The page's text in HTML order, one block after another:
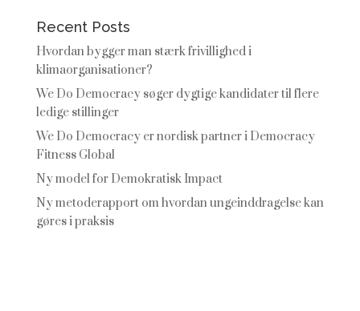
Recent Posts
Hvordan bygger man stærk frivillighed i
klimaorganisationer?
We Do Democracy søger dygtige kandidater til flere
ledige stillinger
We Do Democracy er nordisk partner i Democracy
Fitness Global
Ny model for Demokratisk Impact
Ny metoderapport om hvordan ungeinddragelse kan
gøres i praksis